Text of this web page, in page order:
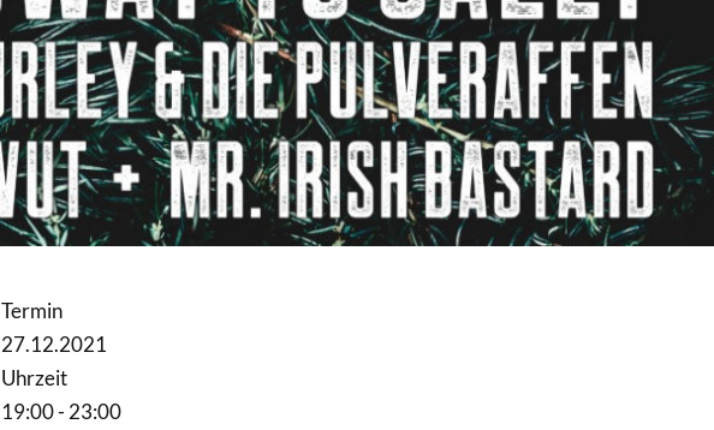
Termin
27.12.2021
Uhrzeit
19:00 - 23:00